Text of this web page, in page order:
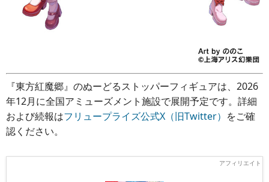
『東方紅魔郷』のぬーどるストッパーフィギュアは、2026
年12月に全国アミューズメント施設で展開予定です。詳細
および続報はフリュープライズ公式X（旧Twitter） をご確
認ください。